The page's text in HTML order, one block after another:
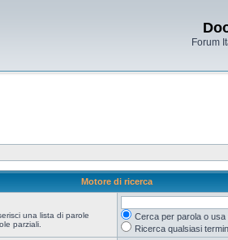
Forum
Motore di ricerca
una lista di parole
parziali.
Cerca per parola o
Ricerca qualsiasi